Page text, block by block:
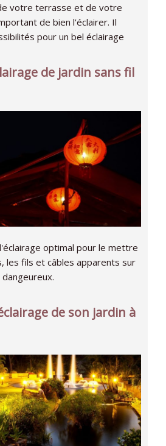
votre terrasse et de votre
de bien l'éclairer. Il
pour un bel éclairage
de jardin sans fil
optimal pour le mettre
les fils et câbles apparents sur
de son jardin à